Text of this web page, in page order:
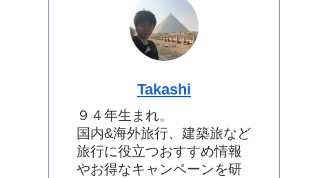
Takashi
９４年生まれ。
国内&海外旅行、建築旅など
旅行に役立つおすすめ情報
やお得なキャンペーンを研